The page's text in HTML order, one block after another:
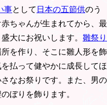
事として 日本の五節供のう
ちゃんが生まれてから、最
大にお祝いします。 雛祭り
を作り、そこに雛人形を飾
払って健やかに成長してほ
なお祭りです。また、男の
ぼりを飾ります。